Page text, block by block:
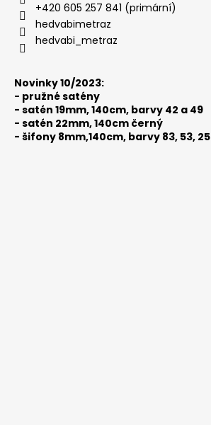
+420 605 257 841 (primární)
hedvabimetraz
hedvabi_metraz
Novinky 10/2023:
- pružné satény
- satén 19mm, 140cm, barvy 42 a 49
- satén 22mm, 140cm černý
- šifony 8mm,140cm, barvy 83, 53, 25